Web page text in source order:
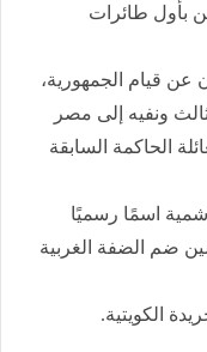
مصريين بأول طائرات
عن قيام الجمهورية،
ونفيه إلى مصر
الحاكمة السابقة
اسمًا رسميًا
ضم الضفة الغربية